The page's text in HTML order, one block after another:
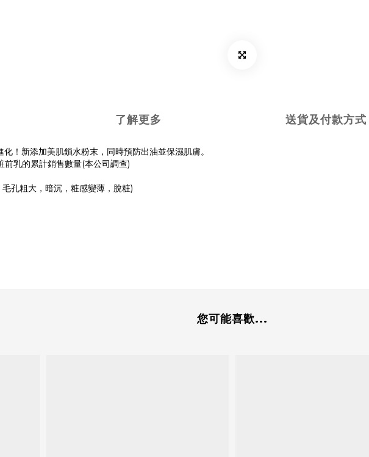
了解更多 送貨及付款方式
！新添加美肌鎖水粉末，同時預防出油並保濕肌膚。
乳的累計銷售數量(本公司調查)
孔粗大，暗沉，粧感變薄，脫粧)
您可能喜歡...